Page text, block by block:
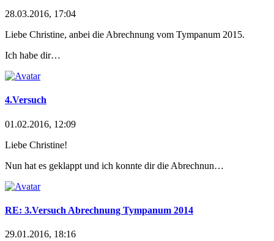
28.03.2016, 17:04
Liebe Christine, anbei die Abrechnung vom Tympanum 2015.
Ich habe dir…
4.Versuch
01.02.2016, 12:09
Liebe Christine!
Nun hat es geklappt und ich konnte dir die Abrechnun…
RE: 3.Versuch Abrechnung Tympanum 2014
29.01.2016, 18:16